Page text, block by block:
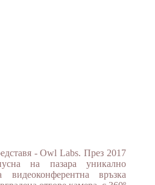
- Owl Labs. През 2017
на пазара уникално
видеоконферентна връзка